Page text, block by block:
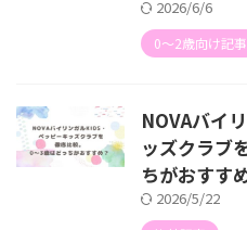
2026/6/6
0〜2歳向け記事
NOVAバイ
ッズクラブ
ちがおすす
2026/5/22